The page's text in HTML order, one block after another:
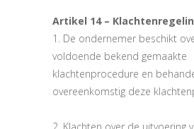
Artikel 14 –
1. De ondernemer beschikt
voldoende bekend gemaakte
klachtenprocedure en
overeenkomstig deze